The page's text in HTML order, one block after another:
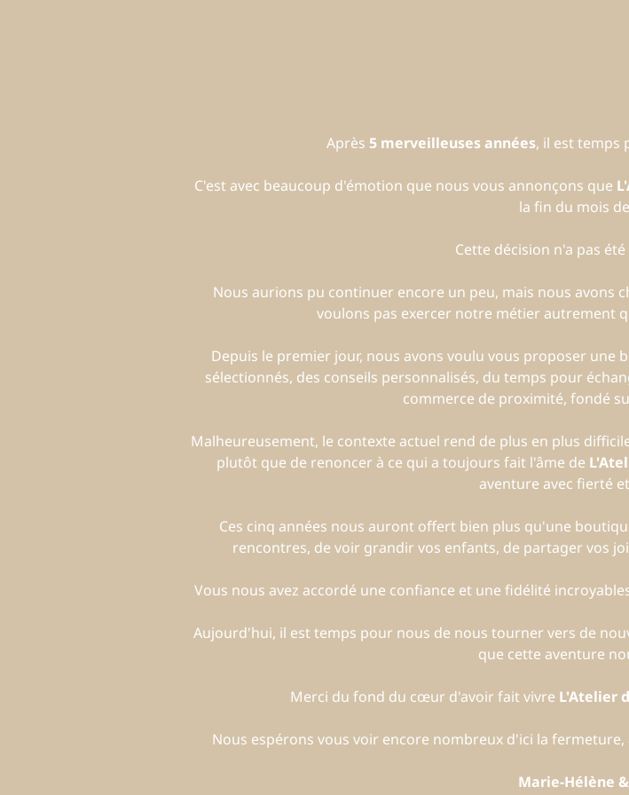
Après 5 merveilleuses années, il est temps
C'est avec beaucoup d'émotion que nous vous annonçons que
la fin du mois
Cette décision n'a pas
Nous aurions pu continuer encore un peu, mais nous avons
voulons pas exercer notre métier autrement
Depuis le premier jour, nous avons voulu vous proposer
sélectionnés, des conseils personnalisés, du temps pour
commerce de proximité, fondé
Malheureusement, le contexte actuel rend de plus en plus
plutôt que de renoncer à ce qui a toujours fait l'âme de
aventure avec fierté
Ces cinq années nous auront offert bien plus qu'une
rencontres, de voir grandir vos enfants, de partager vos
Vous nous avez accordé une confiance et une fidélité
Aujourd'hui, il est temps pour nous de nous tourner vers de
que cette aventure
Merci du fond du cœur d'avoir fait vivre L'Atelier
Nous espérons vous voir encore nombreux d'ici la
Marie-Hélène